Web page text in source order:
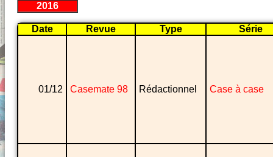
2016
Date Revue Type Série
01/12 Casemate 98 Rédactionnel Case à case